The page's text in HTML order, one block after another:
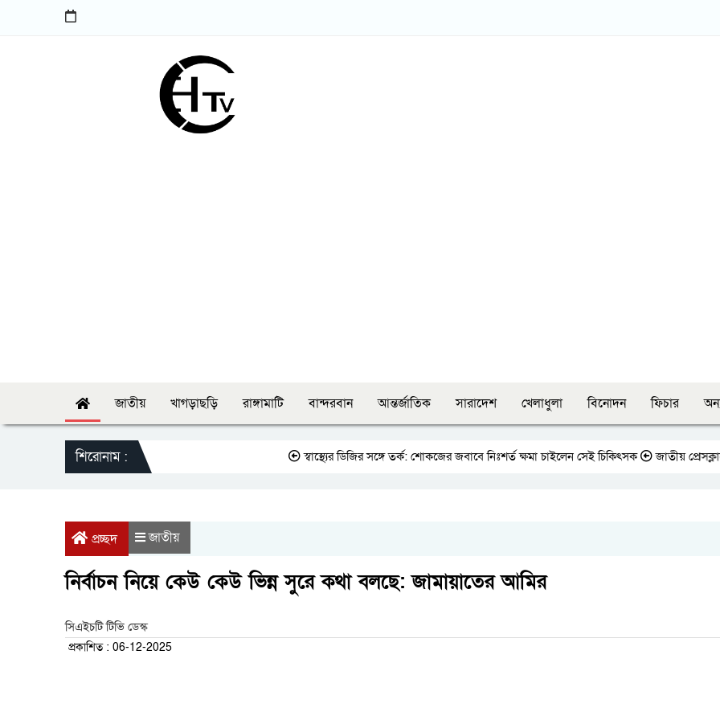
জাতীয় খাগড়াছড়ি রাঙ্গামাটি বান্দরবান আন্তর্জাতিক সারাদেশ খেলাধুলা বিনোদন ফিচার
শিরোনাম : স্বাস্থ্যের ডিজির সঙ্গে তর্ক: শোকজের জবাবে নিঃশর্ত ক্ষমা চাইলেন সেই চিকিৎসক জাতীয় প্রেসক্লাবের
প্রচ্ছদ জাতীয়
নির্বাচন নিয়ে কেউ কেউ ভিন্ন সুরে কথা বলছে: জামায়াতের আমির
সিএইচটি টিভি ডেস্ক
প্রকাশিত : 06-12-2025